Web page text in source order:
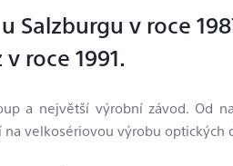
Salzburgu v roce
roce 1991.
a největší výrobní závod. Od
velkosériovou výrobu